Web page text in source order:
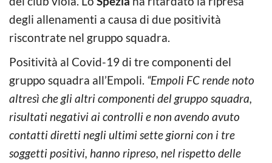
degli allenamenti a causa di due positività
riscontrate nel gruppo squadra.
Positività al Covid-19 di tre componenti del
gruppo squadra all’Empoli. “Empoli FC rende noto
altresì che gli altri componenti del gruppo squadra,
risultati negativi ai controlli e non avendo avuto
contatti diretti negli ultimi sette giorni con i tre
soggetti positivi, hanno ripreso, nel rispetto delle